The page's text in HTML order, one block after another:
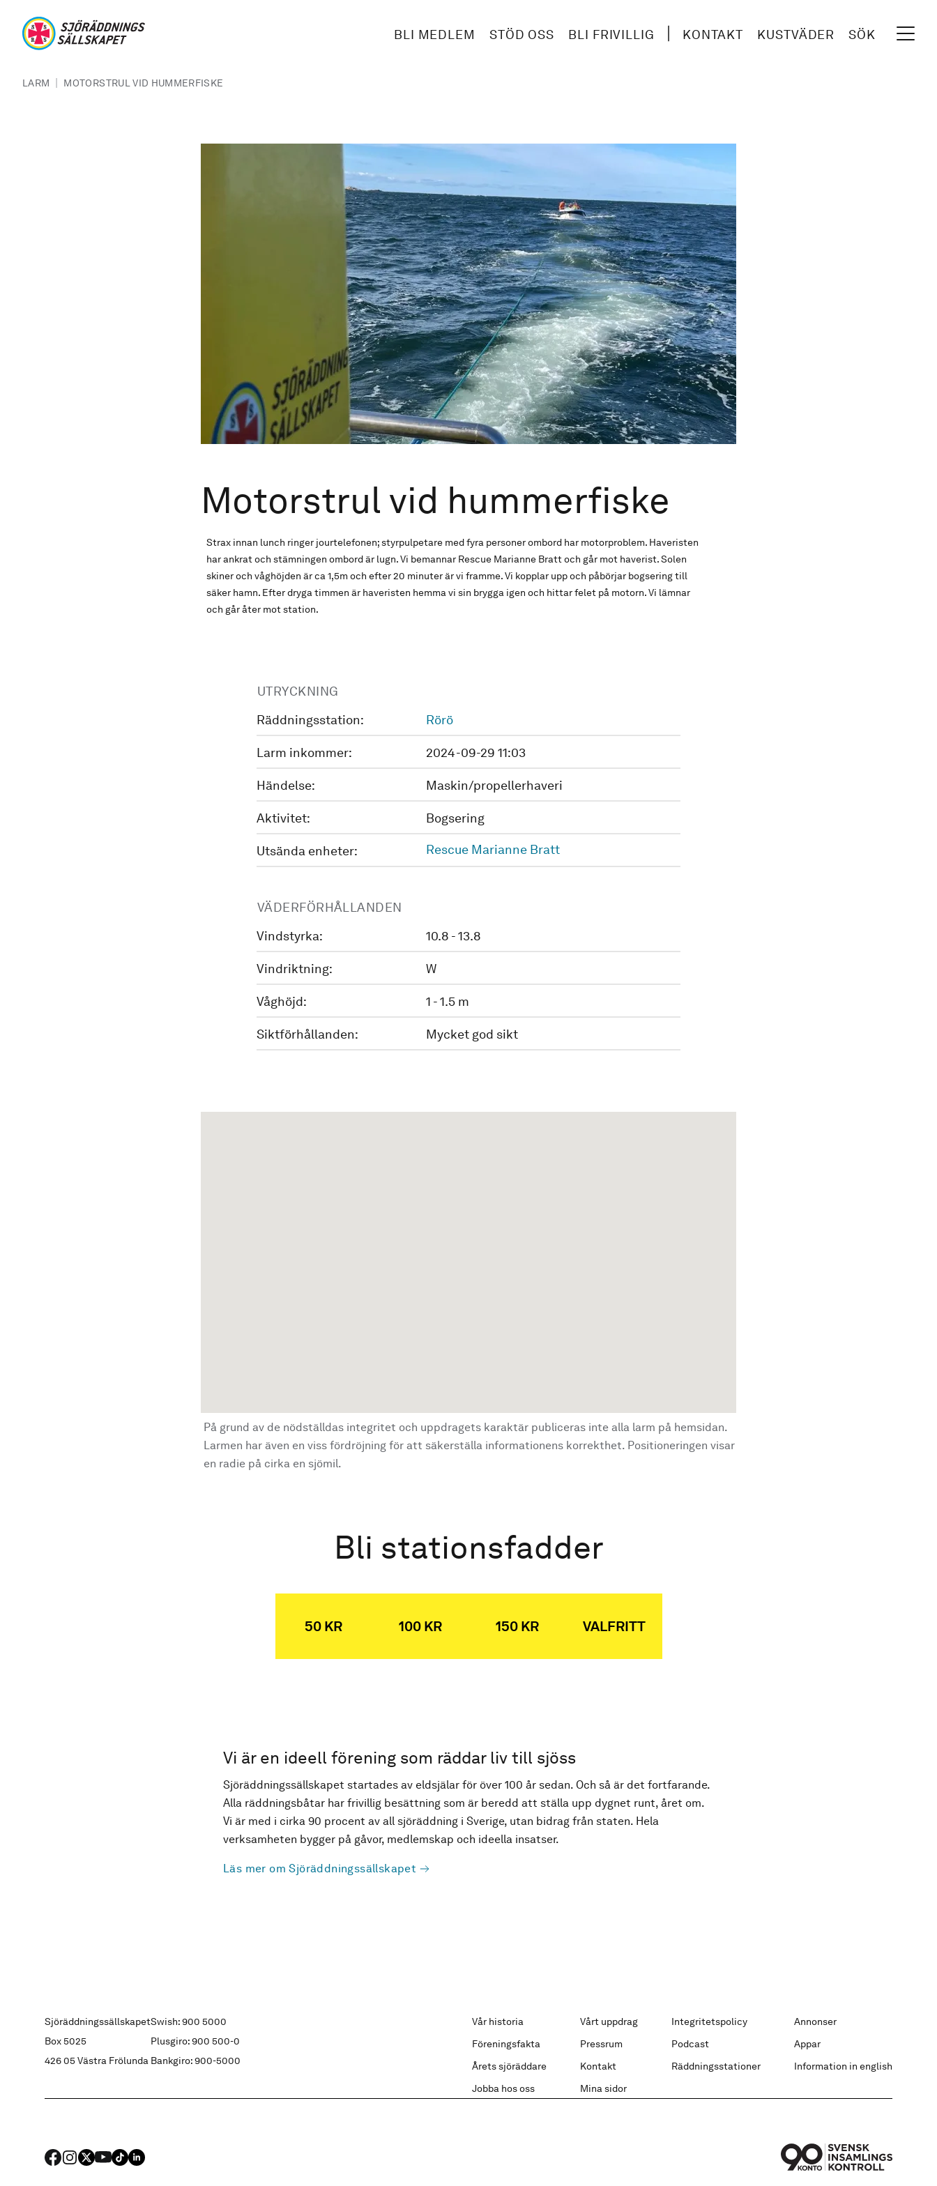
BLI MEDLEM STÖD OSS BLI FRIVILLIG KONTAKT KUSTVÄDER SÖK
LARM | MOTORSTRUL VID HUMMERFISKE
Motorstrul vid hummerfiske
Strax innan lunch ringer jourtelefonen; styrpulpetare med fyra personer ombord har motorproblem. Haveristen
har ankrat och stämningen ombord är lugn. Vi bemannar Rescue Marianne Bratt och går mot haverist. Solen
skiner och våghöjden är ca 1,5m och efter 20 minuter är vi framme. Vi kopplar upp och påbörjar bogsering till
säker hamn. Efter dryga timmen är haveristen hemma vi sin brygga igen och hittar felet på motorn. Vi lämnar
och går åter mot station.
UTRYCKNING
Räddningsstation:
Rörö
Larm inkommer: 2024-09-29 11:03
Händelse: Maskin/propellerhaveri
Aktivitet: Bogsering
Utsända enheter: Rescue Marianne Bratt
VÄDERFÖRHÅLLANDEN
Vindstyrka:
10.8 - 13.8
Vindriktning: W
Våghöjd: 1 - 1.5 m
Siktförhållanden: Mycket god sikt
På grund av de nödställdas integritet och uppdragets karaktär publiceras inte alla larm på hemsidan.
Larmen har även en viss fördröjning för att säkerställa informationens korrekthet. Positioneringen visar
en radie på cirka en sjömil.
Bli stationsfadder
50 KR 100 KR 150 KR VALFRITT
Vi är en ideell förening som räddar liv till sjöss
Sjöräddningssällskapet startades av eldsjälar för över 100 år sedan. Och så är det fortfarande.
Alla räddningsbåtar har frivillig besättning som är beredd att ställa upp dygnet runt, året om.
Vi är med i cirka 90 procent av all sjöräddning i Sverige, utan bidrag från staten. Hela
verksamheten bygger på gåvor, medlemskap och ideella insatser.
Läs mer om Sjöräddningssällskapet
Sjöräddningssällskapet
Box 5025
426 05 Västra Frölunda
Swish: 900 5000
Plusgiro: 900 500-0
Bankgiro: 900-5000
Vår historia Vårt uppdrag Integritetspolicy
Annonser
Föreningsfakta
Pressrum Podcast
Appar
Årets sjöräddare
Kontakt Räddningsstationer
Information in english
Jobba hos oss
Mina sidor
FACEBOOK
Instagram
X YouTube
TIKTOKLINKED IN